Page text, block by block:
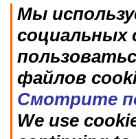
Мы
социальных
файлов
Смотрите
We use